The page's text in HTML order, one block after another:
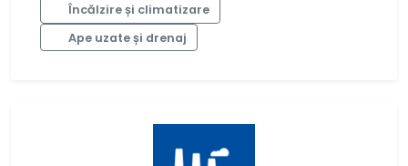
Încălzire și climatizare
Ape uzate și drenaj